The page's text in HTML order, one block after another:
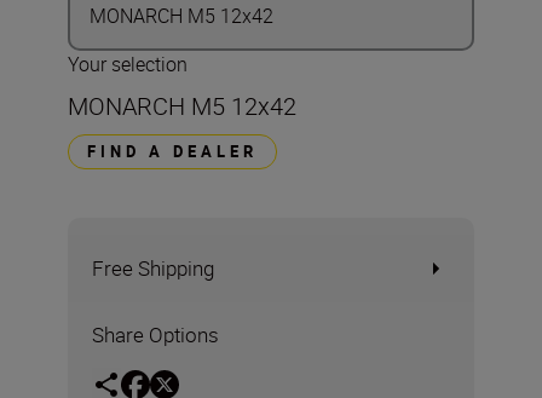
MONARCH M5 12x42
Your selection
MONARCH M5 12x42
FIND A DEALER
Free Shipping
Share Options